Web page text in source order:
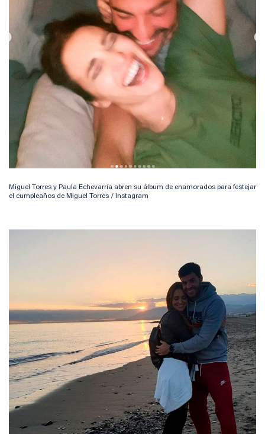
Miguel Torres y Paula Echevarría abren su álbum de enamorados para festejar
el cumpleaños de Miguel Torres / Instagram